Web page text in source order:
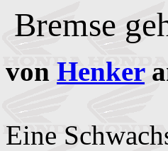
Bremse
von Henker
Eine